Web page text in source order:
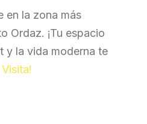
en la zona más
Ordaz. ¡Tu espacio
y la vida moderna te